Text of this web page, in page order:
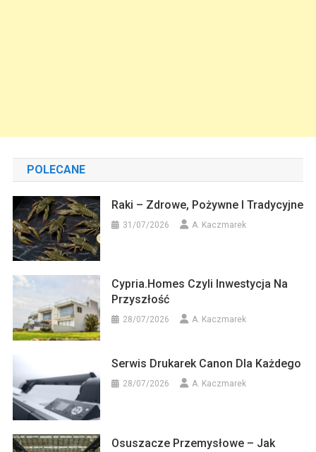
POLECANE
Raki – Zdrowe, Pożywne I Tradycyjne
31/07/2026 A. Kaczmarek
Cypria.homes Czyli Inwestycja Na
Przyszłość
28/07/2026 A. Kaczmarek
Serwis Drukarek Canon Dla Każdego
28/07/2026 A. Kaczmarek
Osuszacze Przemysłowe – Jak